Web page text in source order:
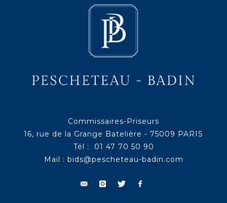
Commissaires-Priseurs
16, rue de la Grange Batelière - 75009 PARIS
Tél : 01 47 70 50 90
Mail : bids@pescheteau-badin.com